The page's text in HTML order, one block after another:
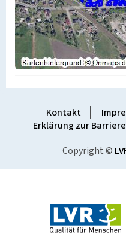
Kontakt
Erklärung zur
Copyright ©